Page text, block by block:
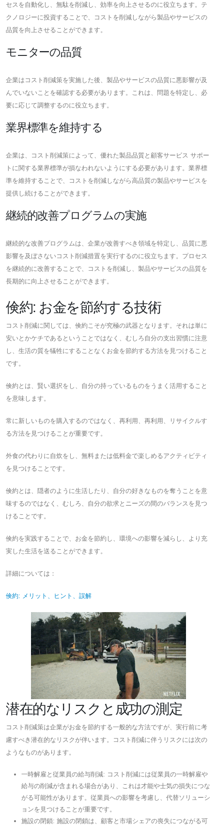
セスを自動化し、無駄を削減し、効率を向上させるのに役立ちます。テ
クノロジーに投資することで、コストを削減しながら製品やサービスの
品質を向上させることができます。
モニターの品質
企業はコスト削減策を実施した後、製品やサービスの品質に悪影響が及
んでいないことを確認する必要があります。これは、問題を特定し、必
要に応じて調整するのに役立ちます。
業界標準を維持する
企業は、コスト削減策によって、優れた製品品質と顧客サービス サポー
トに関する業界標準が損なわれないようにする必要があります。業界標
準を維持することで、コストを削減しながら高品質の製品やサービスを
提供し続けることができます。
継続的改善プログラムの実施
継続的な改善プログラムは、企業が改善すべき領域を特定し、品質に悪
影響を及ぼさないコスト削減措置を実行するのに役立ちます。プロセス
を継続的に改善することで、コストを削減し、製品やサービスの品質を
長期的に向上させることができます。
倹約: お金を節約する技術
コスト削減に関しては、倹約こそが究極の武器となります。それは単に
安いとかケチであるということではなく、むしろ自分の支出習慣に注意
し、生活の質を犠牲にすることなくお金を節約する方法を見つけること
です。
倹約とは、賢い選択をし、自分の持っているものをうまく活用すること
を意味します。
常に新しいものを購入するのではなく、再利用、再利用、リサイクルす
る方法を見つけることが重要です。
外食の代わりに自炊をし、無料または低料金で楽しめるアクティビティ
を見つけることです。
倹約とは、隠者のように生活したり、自分の好きなものを奪うことを意
味するのではなく、むしろ、自分の欲求とニーズの間のバランスを見つ
けることです。
倹約を実践することで、お金を節約し、環境への影響を減らし、より充
実した生活を送ることができます。
詳細については：
倹約: メリット、ヒント、誤解
潜在的なリスクと成功の測定
コスト削減策は企業がお金を節約する一般的な方法ですが、実行前に考
慮すべき潜在的なリスクが伴います。コスト削減に伴うリスクには次の
ようなものがあります。
一時解雇と従業員の給与削減: コスト削減には従業員の一時解雇や
給与の削減が含まれる場合があり、これは才能や士気の損失につな
がる可能性があります。従業員への影響を考慮し、代替ソリューシ
ョンを見つけることが重要です。
施設の閉鎖: 施設の閉鎖は、顧客と市場シェアの喪失につながる可